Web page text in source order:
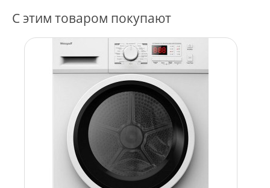
С этим товаром покупают